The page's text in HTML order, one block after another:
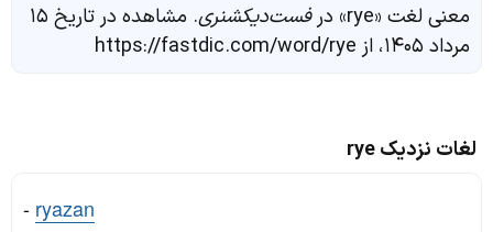
معنی لغت «rye» در فست‌دیکشنری
. مشاهده در تاریخ ۱۵
مرداد ۱۴۰۵، از https://fastdic.com/word/rye
لغات نزدیک rye
- ryazan